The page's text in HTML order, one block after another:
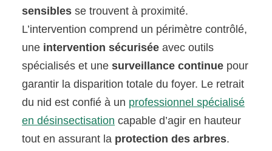
sensibles se trouvent à proximité.
L’intervention comprend un périmètre contrôlé,
une intervention sécurisée avec outils
spécialisés et unesurveillance continue pour
garantir la disparition totale du foyer. Le retrait
du nid est confié à un professionnel spécialisé
en désinsectisation capable d’agir en hauteur
tout en assurant la protection des arbres.